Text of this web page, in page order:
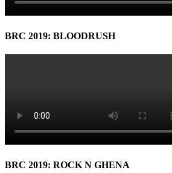
BRC 2019: BLOODRUSH
BRC 2019: ROCK N GHENA